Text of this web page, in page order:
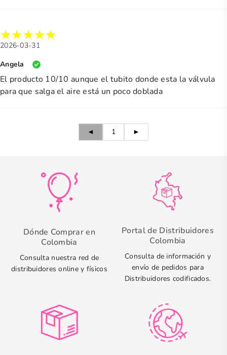
2026-03-31
Angela
El producto 10/10 aunque el tubito donde esta la válvula
para que salga el aire está un poco doblada
◄ 1 ►
Dónde Comprar en
Colombia
Consulta nuestra red de
distribuidores online y físicos
Portal de Distribuidores
Colombia
Consulta de información y
envío de pedidos para
Distribuidores codificados.